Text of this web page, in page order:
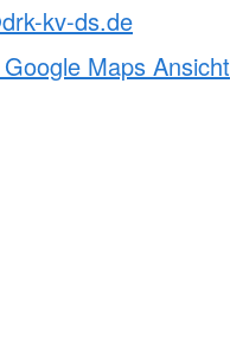
kv-ds.de
Maps Ansicht